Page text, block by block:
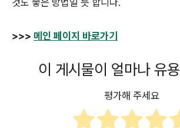
>>> 메인 페이지 바로가기
이 게시물이 얼마나 유
평가해 주세요